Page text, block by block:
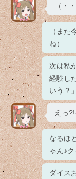
（・
（また
ね）
次は私
経験し
いう？」
えっ
なるほ
ゃん♪ク
ダイス